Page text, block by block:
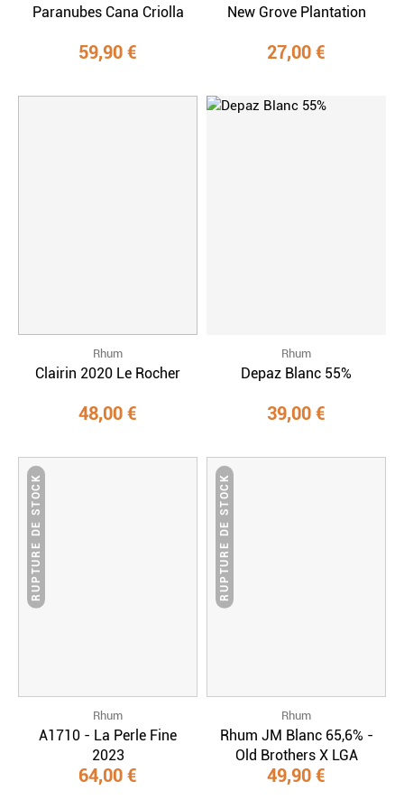
Paranubes Cana Criolla
59,90 €
New Grove Plantation
27,00 €
Rhum
Clairin 2020 Le Rocher
48,00 €
Rhum
Depaz Blanc 55%
39,00 €
RUPTURE DE STOCK
Rhum
A1710 - La Perle Fine
2023
64,00 €
RUPTURE DE STOCK
Rhum
Rhum JM Blanc 65,6% -
Old Brothers X LGA
49,90 €